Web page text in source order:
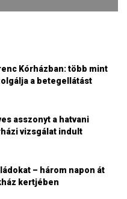
Kórházban: több mint
a betegellátást
asszonyt a hatvani
vizsgálat indult
– három napon át
kertjében